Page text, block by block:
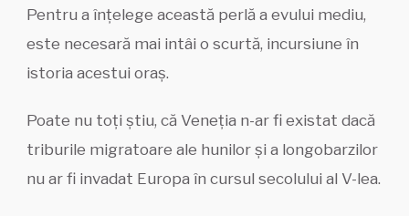
Pentru a înțelege această perlă a evului mediu,
este necesară mai intâi o scurtă, incursiune în
istoria acestui oraș.
Poate nu toți știu, că Veneția n-ar fi existat dacă
triburile migratoare ale hunilor și a longobarzilor
nu ar fi invadat Europa în cursul secolului al V-lea.